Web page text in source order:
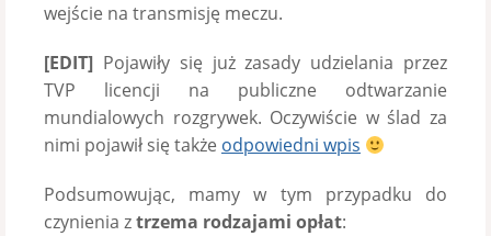
wejście na transmisję meczu.
[EDIT] Pojawiły się już zasady udzielania przez
TVP licencji na publiczne odtwarzanie
mundialowych rozgrywek. Oczywiście w ślad za
nimi pojawił się także odpowiedni wpis
Podsumowując, mamy w tym przypadku do
czynienia ztrzema rodzajami opłat: